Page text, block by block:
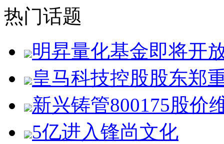
热门话题
明昇量化基金即将开
皇马科技控股股东郑
新兴铸管800175股价
5亿进入锋尚文化